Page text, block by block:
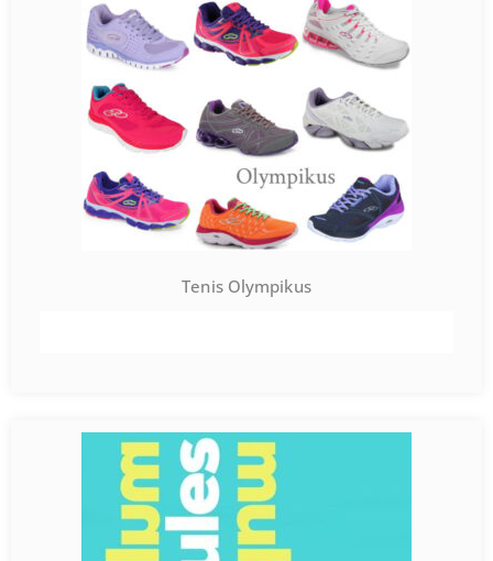
Tenis Olympikus